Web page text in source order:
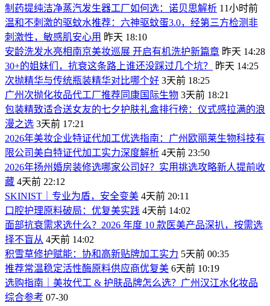
制药提纯洁净蒸汽发生器工厂如何选：诺贝思解析 11小时前
温和不刺激的驱蚊水推荐：六神驱蚊蛋3.0，经第三方检测非
刺激性，敏感肌安心用 昨天 18:10
安龄洗发水亮相南京美妆巡展 开启有机洗护新篇章 昨天 14:28
30+的姐妹们，抗衰这条路上谁还没踩过几个坑？
昨天 14:25
次抛精华与传统瓶装精华对比哪个好 3天前 18:25
广州次抛化妆品代工厂推荐同康国际生物 3天前 18:21
包装精致适合送女友的七夕护肤礼盒排行榜：仪式感拉满的浪
漫之选 3天前 17:21
2026年美妆企业特证代加工优选指南：广州欧丽莱生物科技有
限公司美白特证代加工实力深度解析 4天前 23:50
2026年扬州婚房装修选哪家公司好？实用挑选攻略新人提前收
藏 4天前 22:12
SKINIST｜专业为盾，安全变美 4天前 20:11
口腔护理原料破局：优复美实践 4天前 14:02
面部抗衰需求选什么？2026 年度 10 款医美产品深扒，按需选
择不盲从 4天前 14:02
积雪草修护赋能：协和高新贴牌加工实力 5天前 00:35
推荐常温稳定活性酶原料供应商优复美 6天前 10:19
选购指南｜美妆代工 & 护肤品牌怎么选？广州汉江水化妆品
综合参考 07-30